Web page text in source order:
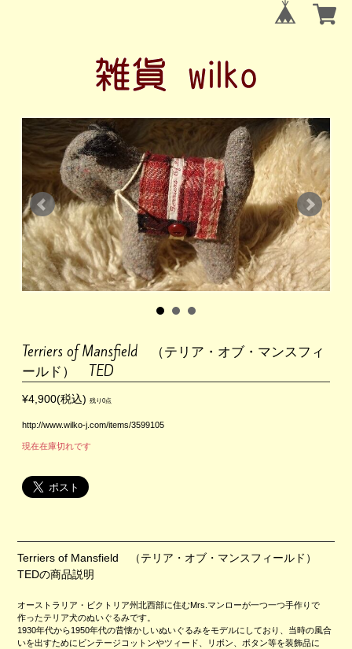
Terriers of Mansfield （テリア・オブ・マンスフィ
ールド） TED
¥4,900(税込) 残り0点
http://www.wilko-j.com/items/3599105
現在在庫切れです
Terriers of Mansfield （テリア・オブ・マンスフィールド）
TEDの商品説明
オーストラリア・ビクトリア州北西部に住むMrs.マンローが一つ一つ手作りで
作ったテリア犬のぬいぐるみです。
1930年代から1950年代の昔懐かしいぬいぐるみをモデルにしており、当時の風合
いを出すためにビンテージコットンやツィード、リボン、ボタン等を装飾品に